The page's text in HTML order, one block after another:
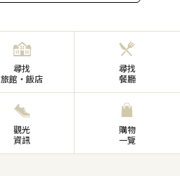
尋找
旅館・飯店
尋找
餐廳
觀光
資訊
購物
一覽